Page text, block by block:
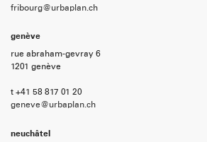
fribourg@urbaplan.ch
genève
rue abraham-gevray 6
1201 genève
t +41 58 817 01 20
geneve@urbaplan.ch
neuchâtel